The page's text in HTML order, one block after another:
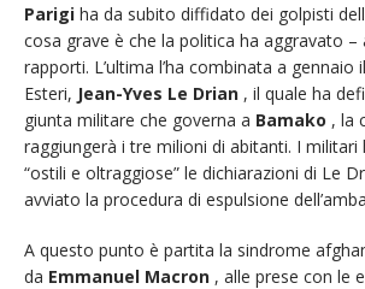
Parigi ha da subito diffidato dei golpisti
cosa grave è che la politica ha aggravato –
rapporti. L’ultima l’ha combinata a gennaio
Esteri, Jean-Yves Le Drian , il quale ha
giunta militare che governa a Bamako , la
raggiungerà i tre milioni di abitanti. I
“ostili e oltraggiose” le dichiarazioni di Le
avviato la procedura di espulsione
A questo punto è partita la sindrome
da Emmanuel Macron , alle prese con le